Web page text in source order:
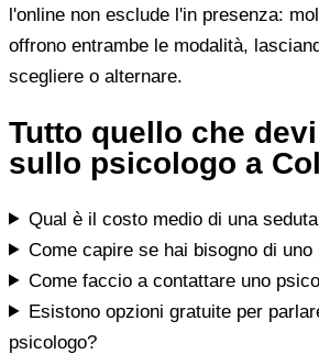
l'online non esclude l'in presenza:
offrono entrambe le modalità,
scegliere o alternare.
Tutto quello che
sullo psicologo a
Qual è il costo medio di una
Come capire se hai bisogno di uno
Come faccio a contattare uno
Esistono opzioni gratuite per
psicologo?